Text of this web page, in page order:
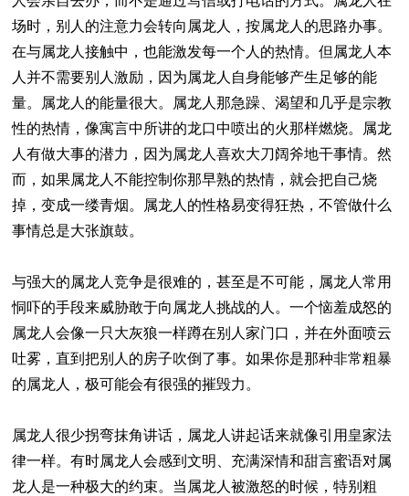
场时，别人的注意力会转向属龙人，按属龙人的思路办事。
在与属龙人接触中，也能激发每一个人的热情。但属龙人本
人并不需要别人激励，因为属龙人自身能够产生足够的能
量。属龙人的能量很大。属龙人那急躁、渴望和几乎是宗教
性的热情，像寓言中所讲的龙口中喷出的火那样燃烧。属龙
人有做大事的潜力，因为属龙人喜欢大刀阔斧地干事情。然
而，如果属龙人不能控制你那早熟的热情，就会把自己烧
掉，变成一缕青烟。属龙人的性格易变得狂热，不管做什么
事情总是大张旗鼓。
与强大的属龙人竞争是很难的，甚至是不可能，属龙人常用
恫吓的手段来威胁敢于向属龙人挑战的人。一个恼羞成怒的
属龙人会像一只大灰狼一样蹲在别人家门口，并在外面喷云
吐雾，直到把别人的房子吹倒了事。如果你是那种非常粗暴
的属龙人，极可能会有很强的摧毁力。
属龙人很少拐弯抹角讲话，属龙人讲起话来就像引用皇家法
律一样。有时属龙人会感到文明、充满深情和甜言蜜语对属
龙人是一种极大的约束。当属龙人被激怒的时候，特别粗